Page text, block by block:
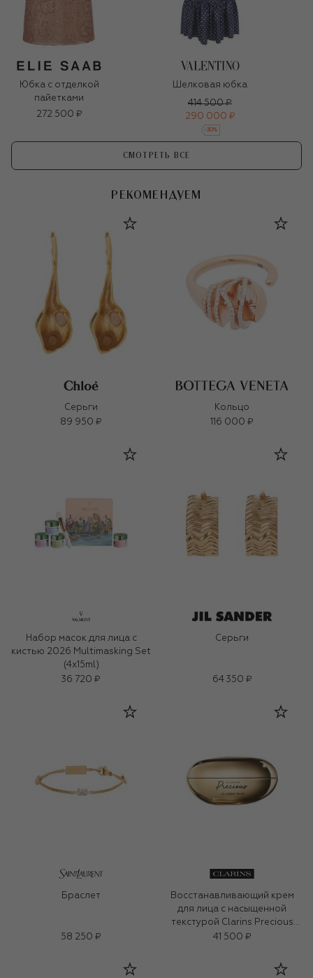
Юбка с отделкой
пайетками
272 500 ₽
Шелковая юбка
414 500 ₽
290 000 ₽
-30%
СМОТРЕТЬ ВСЕ
РЕКОМЕНДУЕМ
Серьги
89 950 ₽
Кольцо
116 000 ₽
Набор масок для лица с
кистью 2026 Multimasking Set
(4x15ml)
36 720 ₽
Серьги
64 350 ₽
Браслет
58 250 ₽
Восстанавливающий крем
для лица с насыщенной
текстурой Clarins Precious
(50ml)
41 500 ₽